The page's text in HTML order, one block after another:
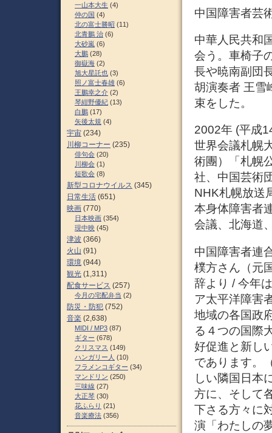
中国障害者芸
中華人民共和
会う。車椅子
長や暁南副団
胡演奏者 王雪
束をした。
2002年 (平成
世界会議札幌
術團）「札幌
社、中国芸術
NHK札幌放送
本身体障害者
会議、北海道
中国障害者連
樸方さん（元
辞より / 今年
ア太平洋障害
地域の各国政
る４つの国際
好促進と新し
であります。
しい隣国日本
方に、そして
下さる方々に
演「わたしの
一山本大生 (4)
仲の国 (4)
北の富士勝昭 (11)
北青鵬 治 (6)
大砂嵐 (6)
大鵬 (28)
御嶽海 (2)
旭大星託也 (3)
照ノ富士春雄 (6)
王鵬幸之介 (2)
琴紺野優紀 (13)
白鵬 (17)
矢後太規 (4)
宇宙 (234)
川柳コーナー (235)
俳句会 (20)
川柳会 (1)
短歌会 (8)
新型コロナウイルス (345)
日常生活 (651)
映画 (770)
日本映画 (354)
現中映 (45)
津波 (366)
火山 (91)
環境 (944)
観光 (1,311)
配食サービス (257)
今月の宅配弁当 (2)
防災・防犯 (752)
音楽 (2,638)
MIDI / MP3 (87)
ギター (678)
クリスマス (149)
ハンガリー人 (10)
フラメンコギター (34)
マンドリン (250)
三味線 (27)
大正琴 (30)
花ふらり (21)
音楽療法 (356)